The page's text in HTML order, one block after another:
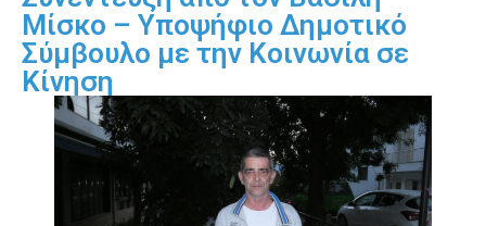
Μίσκο – Υποψήφιο Δημοτικό
Σύμβουλο με την Κοινωνία σε
Κίνηση